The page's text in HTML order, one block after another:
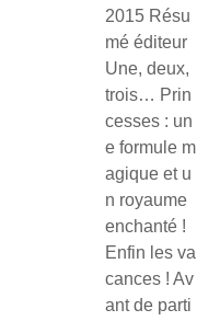
2015 Résu
mé éditeur
Une, deux,
trois… Prin
cesses : un
e formule m
agique et u
n royaume
enchanté !
Enfin les va
cances ! Av
ant de parti